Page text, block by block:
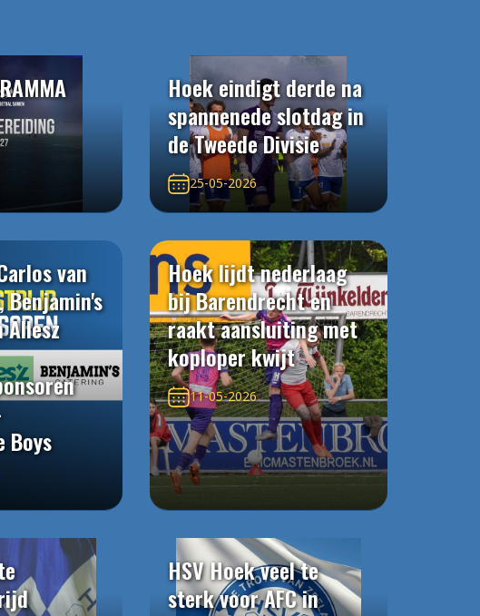
Hoek eindigt derde na
spannenede slotdag in
de Tweede Divisie
25-05-2026
van
Benjamin's
Allesz
Boys
Hoek lijdt nederlaag
bij Barendrecht en
raakt aansluiting met
koploper kwijt
11-05-2026
HSV Hoek veel te
sterk voor AFC in